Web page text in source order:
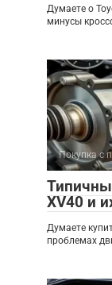
Думаете о
минусы
Покупка с
XV40 и
Думаете
проблемах